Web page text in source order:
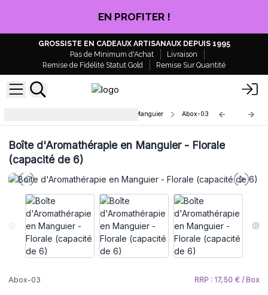
CLIQUEZ ICI
GROSSISTE EN CADEAUX ARTISANAUX DEPUIS 1995
Pas de Minimum d'Achat
Livraison
Remise de Fidélité Statut Gold
Remise Sur Quantité
Boîte d'Aromathérapie en Bois de Manguier Abox-03
Boîte d'Aromathérapie en Manguier - Florale
(capacité de 6)
Abox-03 RRP : 17,50 € / Box